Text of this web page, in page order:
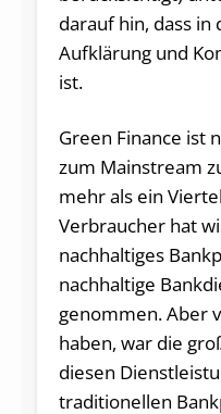
darauf hin, dass
Aufklärung und
ist.
Green Finance ist
zum Mainstream
mehr als ein
Verbraucher hat
nachhaltiges
nachhaltige
genommen. Aber
haben, war die
diesen
traditionellen